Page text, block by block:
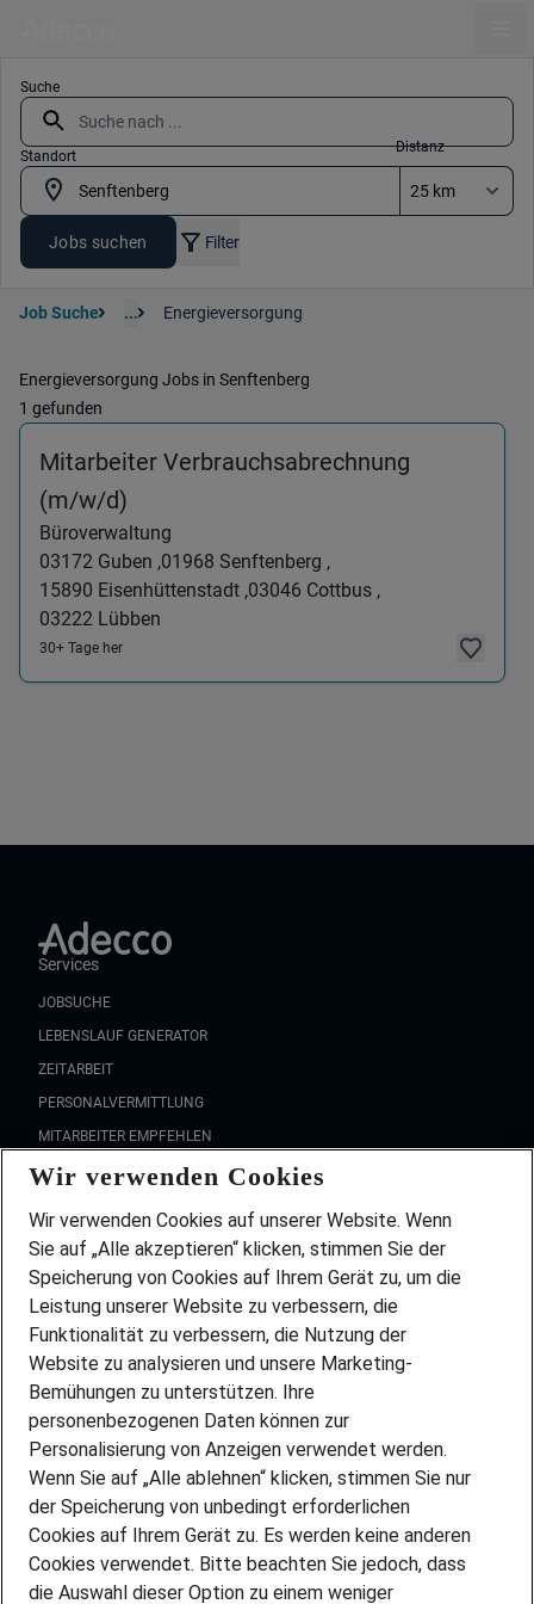
Suche
Standort
Distanz
Jobs suchen Filter
Job Suche ... Energieversorgung
Energieversorgung Jobs in Senftenberg
1 gefunden
Mitarbeiter Verbrauchsabrechnung
(m/w/d)
Büroverwaltung
03172 Guben ,01968 Senftenberg ,
15890 Eisenhüttenstadt ,03046 Cottbus ,
03222 Lübben
30+ Tage her
Services
JOBSUCHE
LEBENSLAUF GENERATOR
ZEITARBEIT
PERSONALVERMITTLUNG
MITARBEITER EMPFEHLEN
FAQ
Wir stellen ein!
DEINE BERUFSGRUPPE
DEINE LEBENSSITUATION
PARTNERSHIP WITH AIRBUS
INITIATIV BEWERBEN
ÜBER UNS
STANDORTE
BLOG
PRESSE
KONTAKT
Wir verwenden Cookies
Wir verwenden Cookies auf unserer Website. Wenn
Sie auf „Alle akzeptieren“ klicken, stimmen Sie der
Speicherung von Cookies auf Ihrem Gerät zu, um die
Leistung unserer Website zu verbessern, die
Funktionalität zu verbessern, die Nutzung der
Website zu analysieren und unsere Marketing-
Bemühungen zu unterstützen. Ihre
personenbezogenen Daten können zur
Personalisierung von Anzeigen verwendet werden.
Wenn Sie auf „Alle ablehnen“ klicken, stimmen Sie nur
der Speicherung von unbedingt erforderlichen
Cookies auf Ihrem Gerät zu. Es werden keine anderen
Cookies verwendet. Bitte beachten Sie jedoch, dass
die Auswahl dieser Option zu einem weniger